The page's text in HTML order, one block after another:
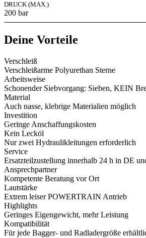
DRUCK (MAX.)
200 bar
Deine Vorteile
Verschleiß
Verschleißarme Polyurethan Sterne
Arbeitsweise
Schonender Siebvorgang: Sieben, KEIN
Material
Auch nasse, klebrige Materialien möglich
Investition
Geringe Anschaffungskosten
Kein Lecköl
Nur zwei Hydraulikleitungen erforderlich
Service
Ersatzteilzustellung innerhalb 24 h in DE
Ansprechpartner
Kompetente Beratung vor Ort
Lautstärke
Extrem leiser POWERTRAIN Antrieb
Highlights
Geringes Eigengewicht, mehr Leistung
Kompatibilität
Für jede Bagger- und Radladergröße